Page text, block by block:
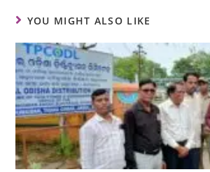
YOU MIGHT ALSO LIKE